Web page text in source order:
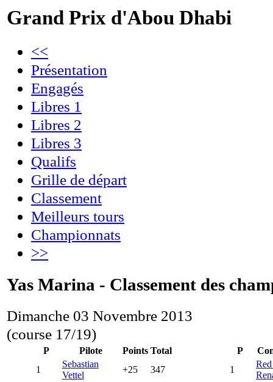
Grand Prix d'Abou Dhabi
<<
Présentation
Engagés
Libres 1
Libres 2
Libres 3
Qualifs
Grille de départ
Classement
Meilleurs tours
Championnats
>>
Yas Marina - Classement des
Dimanche 03 Novembre 2013
(course 17/19)
P Pilote Points Total
1
Sebastian
Vettel
+25 347
P
1